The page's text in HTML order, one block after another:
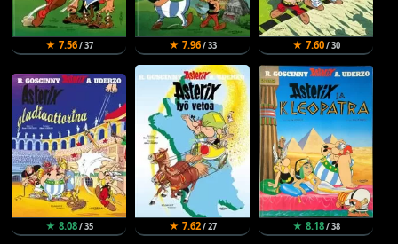
★ 7.56/ 37 ★ 7.96/ 33 ★ 7.60/ 30
★ 8.08/ 35 ★ 7.62/ 27 ★ 8.18/ 38